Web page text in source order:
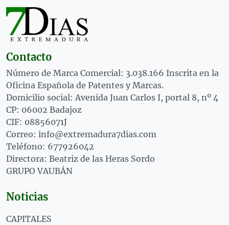
Contacto
Número de Marca Comercial: 3.038.166 Inscrita en la
Oficina Española de Patentes y Marcas.
Domicilio social: Avenida Juan Carlos I, portal 8, nº 4
CP: 06002 Badajoz
CIF: 08856071J
Correo: info@extremadura7dias.com
Teléfono: 677926042
Directora: Beatriz de las Heras Sordo
GRUPO VAUBÁN
Noticias
CAPITALES